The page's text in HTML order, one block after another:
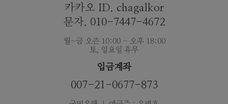
카카오 ID. chagalkor
문자. 010-7447-4672
월~금 오즌 10:00 - 오후 18:00
토, 일요일 휴무
입금계좌
007-21-0677-873